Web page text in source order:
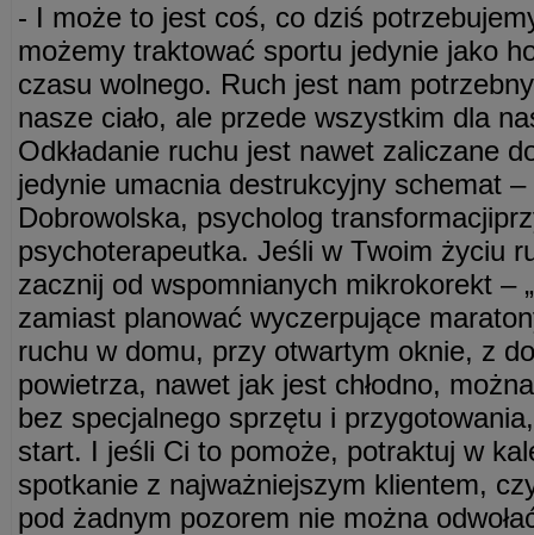
- I może to jest coś, co dziś
możemy traktować sportu jedynie jako
czasu wolnego. Ruch jest nam
nasze ciało, ale przede wszystkim dla
Odkładanie ruchu jest nawet zaliczane
jedynie umacnia destrukcyjny schemat –
Dobrowolska, psycholog
psychoterapeutka. Jeśli w Twoim życiu
zacznij od wspomnianych mikrokorekt –
zamiast planować wyczerpujące
ruchu w domu, przy otwartym oknie, z
powietrza, nawet jak jest chłodno,
bez specjalnego sprzętu i
start. I jeśli Ci to pomoże, potraktuj w
spotkanie z najważniejszym klientem,
pod żadnym pozorem nie można